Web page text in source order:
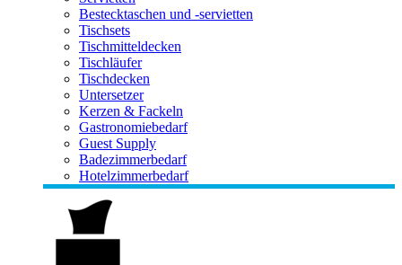
Bestecktaschen und -servietten
Tischsets
Tischmitteldecken
Tischläufer
Tischdecken
Untersetzer
Kerzen & Fackeln
Gastronomiebedarf
Guest Supply
Badezimmerbedarf
Hotelzimmerbedarf